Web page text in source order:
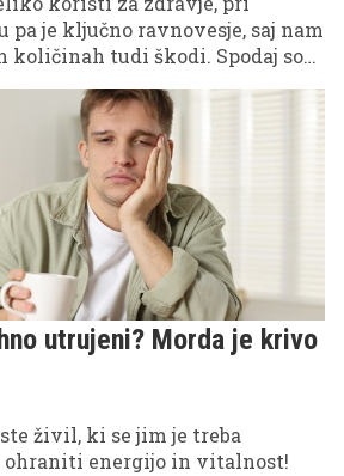
pa je ključno ravnovesje, saj nam
tudi škodi. Spodaj so
je pomen zmernega jemanja.
utrujeni? Morda je krivo
živil, ki se jim je treba
ohraniti energijo in vitalnost!